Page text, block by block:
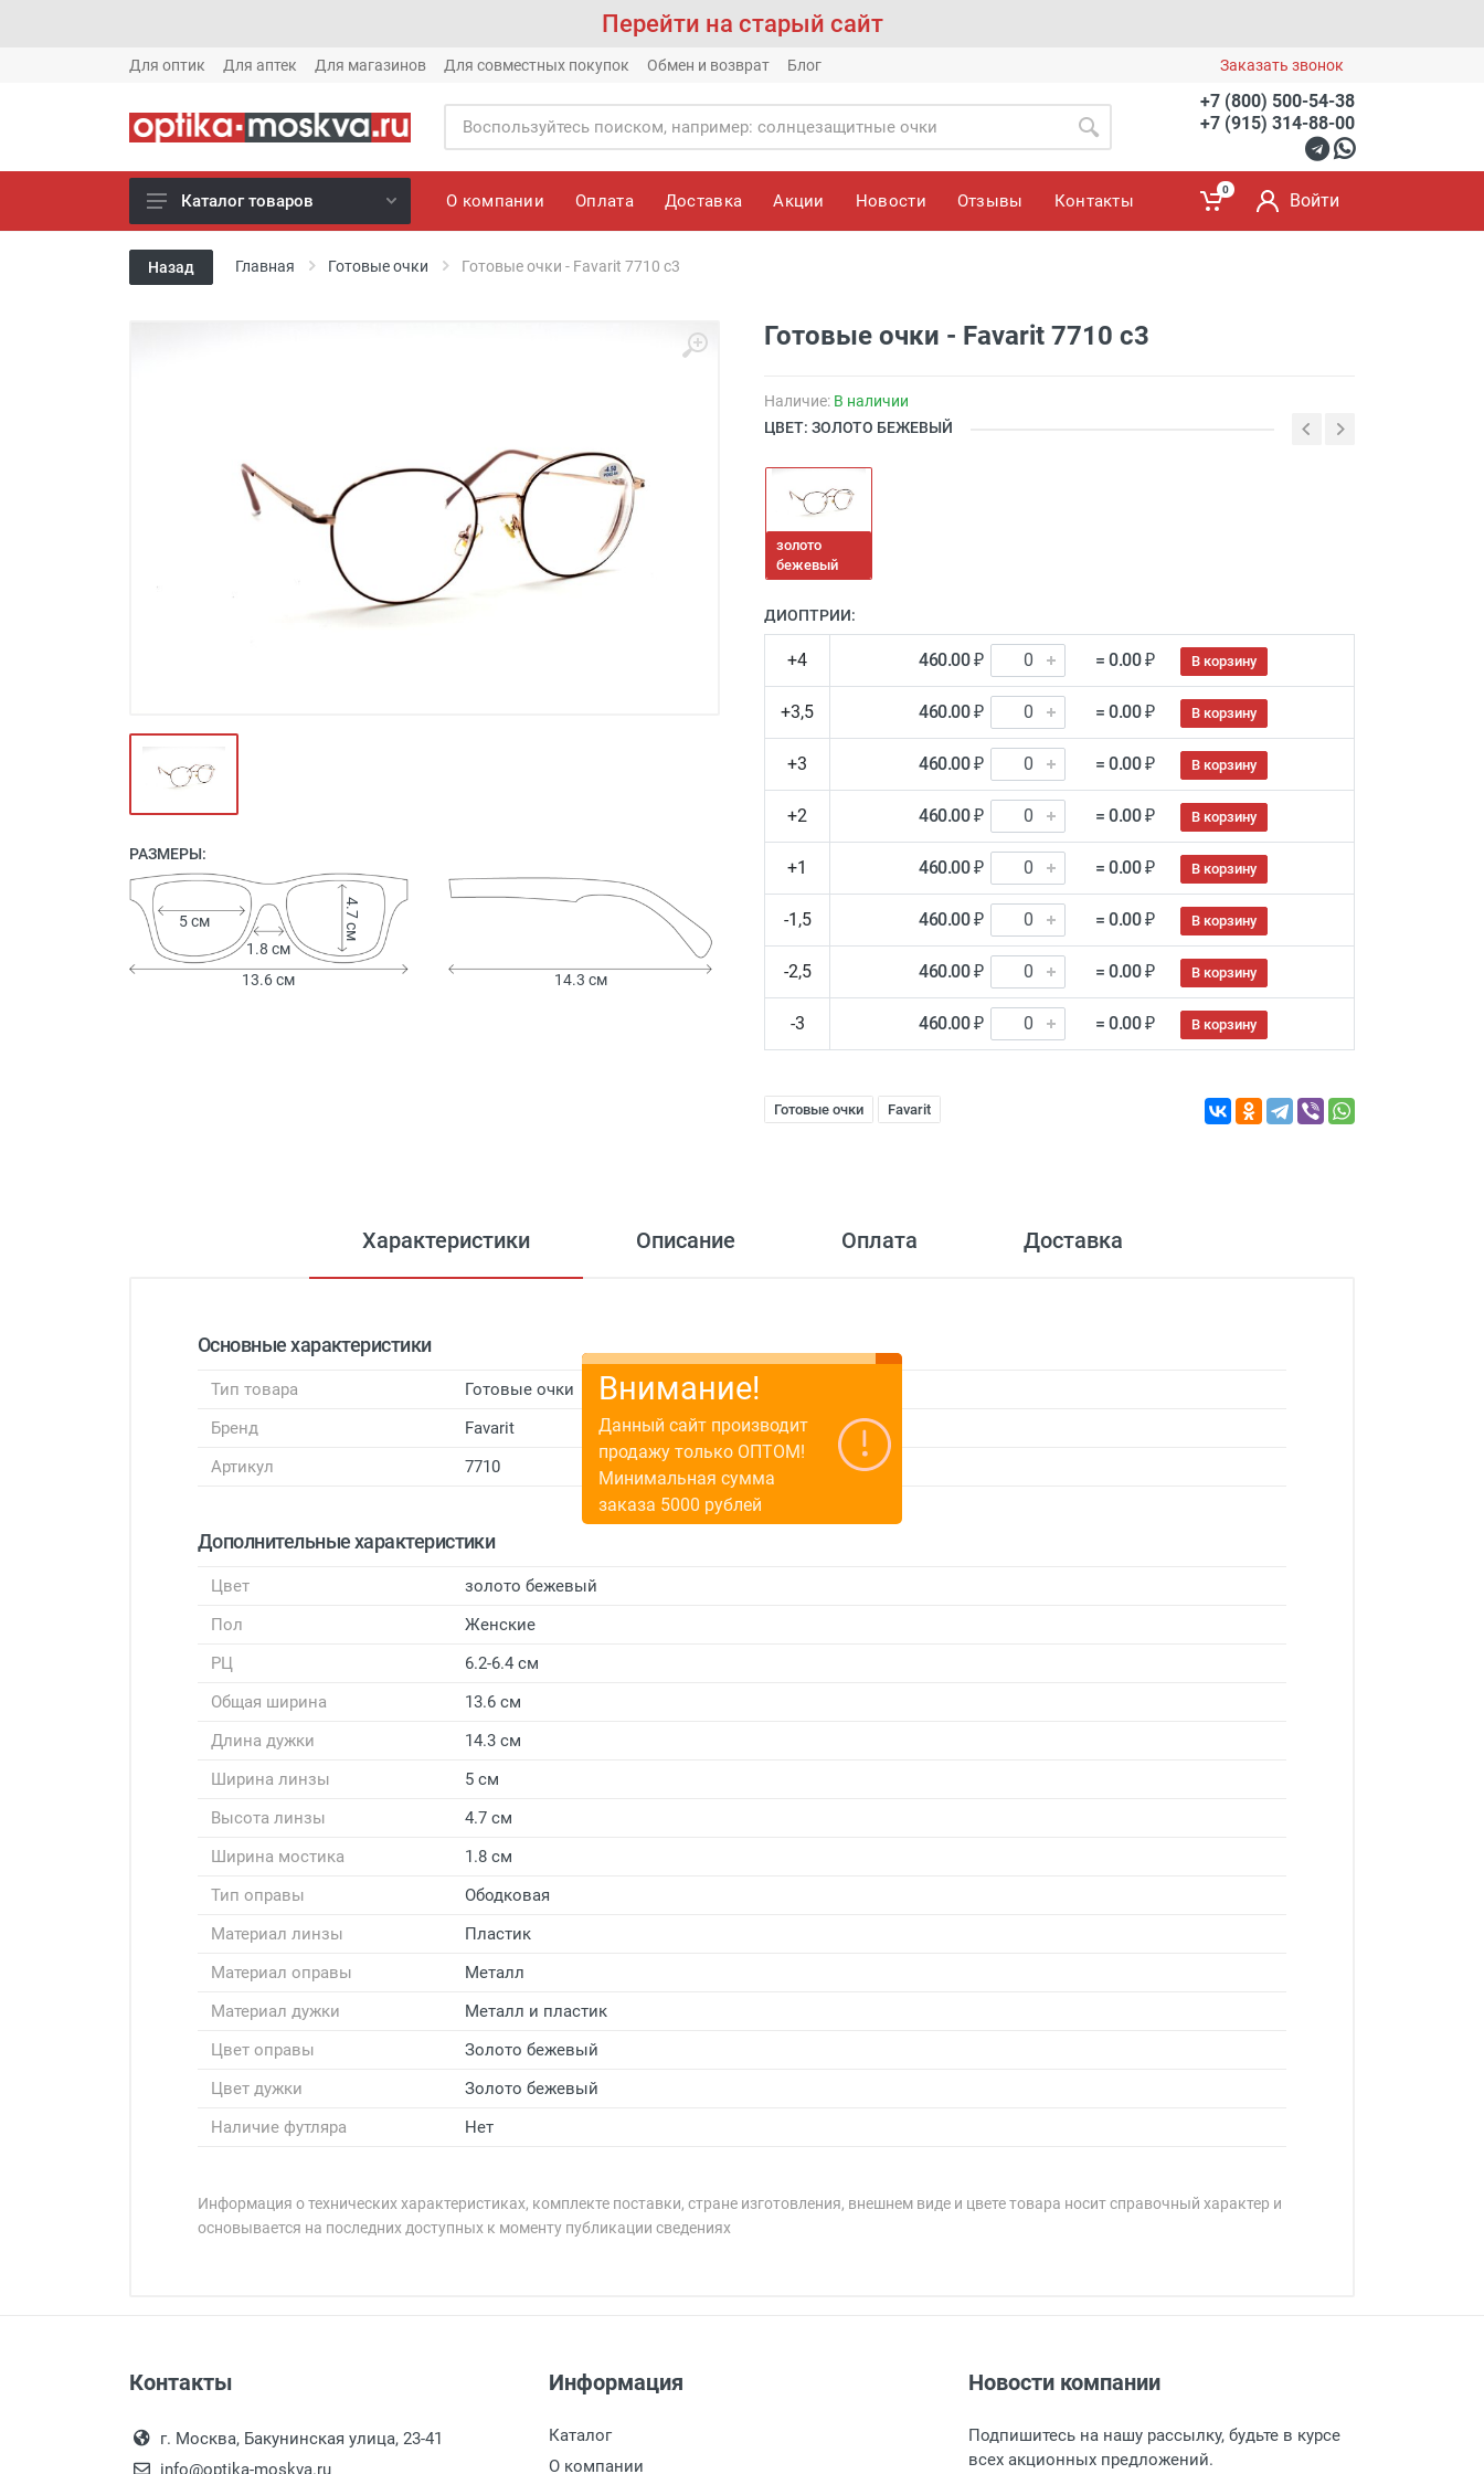
Перейти на старый сайт
Для оптик Для аптек Для магазинов Для совместных покупок Обмен и возврат Блог Заказать звонок
+7 (800) 500-54-38
+7 (915) 314-88-00
Новое готовые очки (1621)
Новое солнце (1613)
Известные бренды (212)
Футляры и мешки (1412)
Красота и здоровье (353)
Атрибуты для оптики (59)
Аксессуары (239)
Каталог товаров О компании Оплата Доставка Акции Новости Отзывы Контакты
0
Войти
Назад Главная Готовые очки Готовые очки - Favarit 7710 c3
РАЗМЕРЫ:
1.8 см
5 см 4.7 см
13.6 см 14.3 см
Готовые очки - Favarit 7710 c3
Наличие: В наличии
ЦВЕТ: ЗОЛОТО БЕЖЕВЫЙ
золото
бежевый
ДИОПТРИИ:
+4 460.00 ₽ = 0.00 ₽ В корзину
+3,5 460.00 ₽ = 0.00 ₽ В корзину
+3 460.00 ₽ = 0.00 ₽ В корзину
+2 460.00 ₽ = 0.00 ₽ В корзину
+1 460.00 ₽ = 0.00 ₽ В корзину
-1,5 460.00 ₽ = 0.00 ₽ В корзину
-2,5 460.00 ₽ = 0.00 ₽ В корзину
-3 460.00 ₽ = 0.00 ₽ В корзину
Готовые очки Favarit
Характеристики Описание Оплата Доставка
Основные характеристики
Тип товара
Готовые очки
Бренд
Favarit
Артикул
7710
Дополнительные характеристики
Цвет
золото бежевый
Пол
Женские
РЦ
6.2-6.4 см
Общая ширина
13.6 см
Длина дужки
14.3 см
Ширина линзы
5 см
Высота линзы
4.7 см
Ширина мостика
1.8 см
Тип оправы
Ободковая
Материал линзы
Пластик
Материал оправы
Металл
Материал дужки
Металл и пластик
Цвет оправы
Золото бежевый
Цвет дужки
Золото бежевый
Наличие футляра
Нет
Информация о технических характеристиках, комплекте поставки, стране изготовления, внешнем виде и цвете товара носит справочный характер и
основывается на последних доступных к моменту публикации сведениях
Перечисление средств на расчетный счет.
Выдаем товар в рабочие дни с 9:00 до 18:00, по субботам с 11:00 до 15:00, в офисе по адресу: г. Москва, Переведеновский
После того, как заказ поступает в пункт выдачи, наш менеджер связывается с клиентом и оповещает о поступлении товара.
Для получения товара при себе обязательно иметь паспорт.
Контакты
г. Москва, Бакунинская улица, 23-41
info@optika-moskva.ru
Информация
Каталог
О компании
Новости компании
Подпишитесь на нашу рассылку, будьте в курсе
всех акционных предложений.
Внимание!
Данный сайт производит
продажу только ОПТОМ!
Минимальная сумма
заказа 5000 рублей